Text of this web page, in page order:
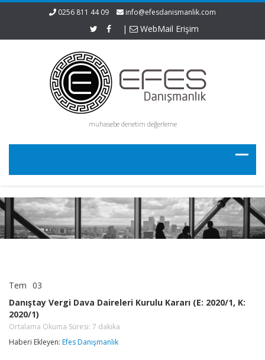
0256 811 44 09 info@efesdanismanlik.com
| WebMail Erişim
muhasebe denetim değerleme
Tem 03
Dava
Kurulu
(E:
Danıştay Vergi Dava Daireleri Kurulu Kararı (E: 2020/1, K:
2020/1)
Ortalama Okuma Süresi: 7 dakika
Haberi Ekleyen: Efes Danışmanlık